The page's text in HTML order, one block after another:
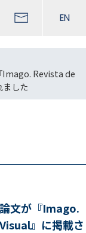
EN
Imago. Revista de
した
文が『Imago.
』に掲載さ